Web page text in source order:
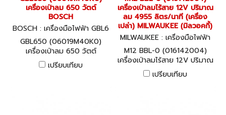
เครื่องเป่าลม 650 วัตต์
BOSCH
BOSCH : เครื่องมือไฟฟ้า GBL6
50 (06019M40K0)
GBL650 (06019M40K0)
เครื่องเป่าลม 650 วัตต์
BOSCH
เปรียบเทียบ
เครื่องเป่าลมไร้สาย 12V ปริมาณ
ลม 4955 ลิตร/นาที (เครื่อง
เปล่า) MILWAUKEE (มิลวอคกี้)
MILWAUKEE : เครื่องมือไฟฟ้า
M12 BBL-0 (016142004)
M12 BBL-0 (016142004)
เครื่องเป่าลมไร้สาย 12V ปริมาณ
ลม 4955 ลิตร/นาที (เครื่อง
เปล่า) MILWAUKEE (มิลวอคกี้)
เปรียบเทียบ